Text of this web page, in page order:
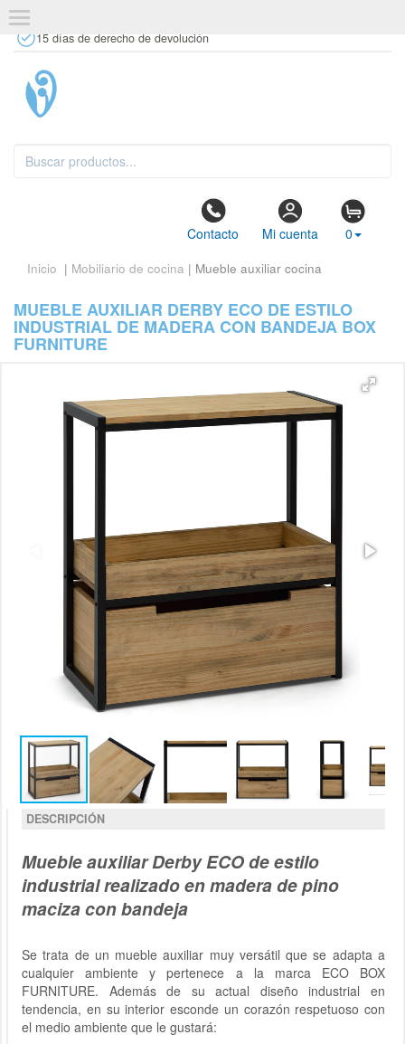
15 días de derecho de devolución
Contacto Mi cuenta 0
Inicio | Mobiliario de cocina | Mueble auxiliar cocina
MUEBLE AUXILIAR DERBY ECO DE ESTILO
INDUSTRIAL DE MADERA CON BANDEJA BOX
FURNITURE
DESCRIPCIÓN
Mueble auxiliar Derby ECO de estilo
industrial realizado en madera de pino
maciza con bandeja
Se trata de un mueble auxiliar muy versátil que se adapta a
cualquier ambiente y pertenece a la marca ECO BOX
FURNITURE. Además de su actual diseño industrial en
tendencia, en su interior esconde un corazón respetuoso con
el medio ambiente que le gustará: